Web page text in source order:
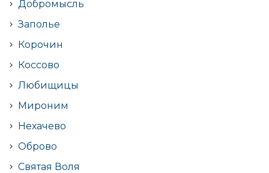
Добромысль
Заполье
Корочин
Коссово
Любищицы
Мироним
Нехачево
Оброво
Святая Воля